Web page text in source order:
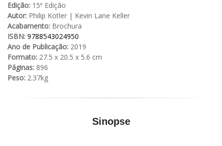
Edição: 15ª Edição
Autor: Philip Kotler | Kevin Lane Keller
Acabamento: Brochura
ISBN: 9788543024950
Ano de Publicação: 2019
Formato: 27.5 x 20.5 x 5.6 cm
Páginas: 896
Peso: 2.37kg
Sinopse